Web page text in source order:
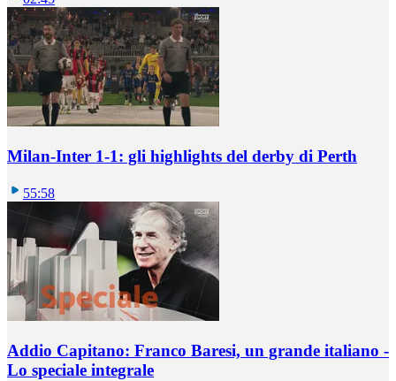
Milan-Inter 1-1: gli highlights del derby di Perth
55:58
Addio Capitano: Franco Baresi, un grande italiano -
Lo speciale integrale